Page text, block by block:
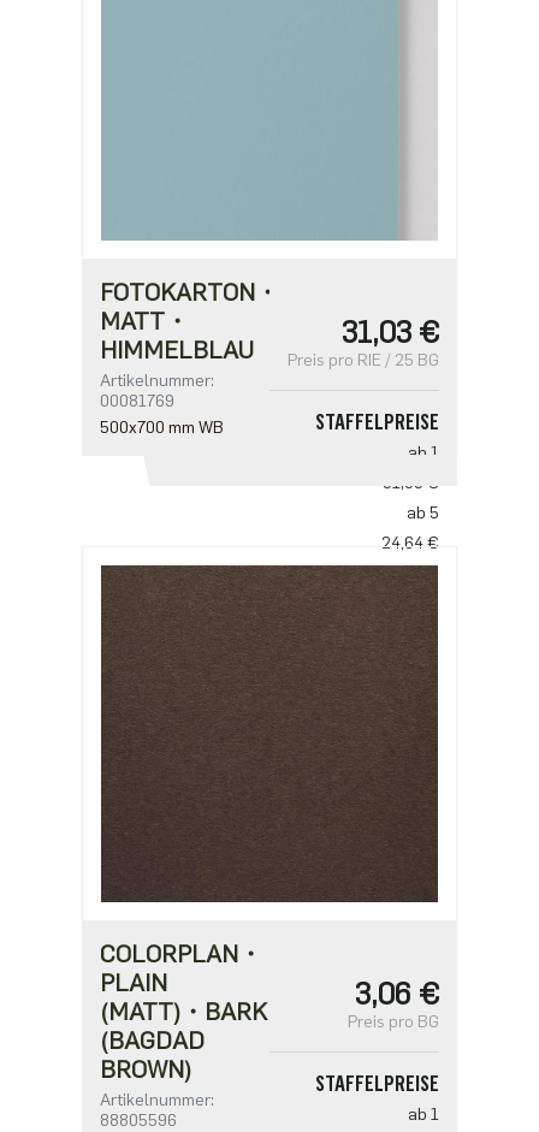
FOTOKARTON・
MATT・
HIMMELBLAU
Artikelnummer:
00081769
500x700 mm WB
31,03 €
Preis pro RIE / 25 BG
STAFFELPREISE
ab 1
31,03 €
ab 5
24,64 €
ab 10
18,25 €
COLORPLAN・
PLAIN
(MATT)・BARK
(BAGDAD
BROWN)
Artikelnummer:
88805596
3,06 €
Preis pro BG
STAFFELPREISE
ab 1